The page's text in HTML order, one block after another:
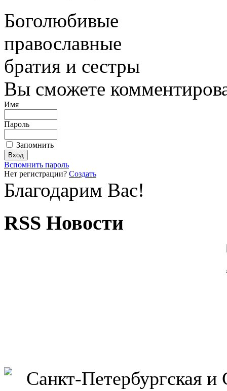
Боголюбивые
православные
братия и сестры
Вы сможете
Имя
Пароль
Запомнить
Вспомнить пароль
Нет регистрации? Создать
Благодарим Вас!
RSS Новости